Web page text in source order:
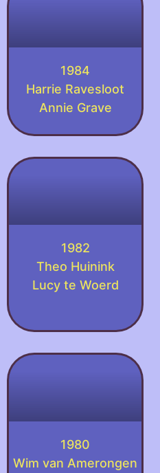
1984
Harrie Ravesloot
Annie Grave
1982
Theo Huinink
Lucy te Woerd
1980
Wim van Amerongen